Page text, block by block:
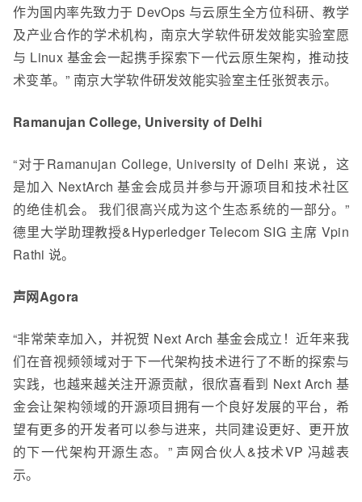
作为国内率先致力于 DevOps 与云原生全方位科研、教学
及产业合作的学术机构，南京大学软件研发效能实验室愿
与 Linux 基金会一起携手探索下一代云原生架构，推动技
术变革。” 南京大学软件研发效能实验室主任张贺表示。
Ramanujan College, University of Delhi
“对于Ramanujan College, University of Delhi 来说，这
是加入 NextArch 基金会成员并参与开源项目和技术社区
的绝佳机会。 我们很高兴成为这个生态系统的一部分。”
德里大学助理教授&Hyperledger Telecom SIG 主席 Vpin
Rathi 说。
声网Agora
“非常荣幸加入，并祝贺 Next Arch 基金会成立！近年来我
们在音视频领域对于下一代架构技术进行了不断的探索与
实践，也越来越关注开源贡献，很欣喜看到 Next Arch 基
金会让架构领域的开源项目拥有一个良好发展的平台，希
望有更多的开发者可以参与进来，共同建设更好、更开放
的下一代架构开源生态。” 声网合伙人&技术VP 冯越表
示。